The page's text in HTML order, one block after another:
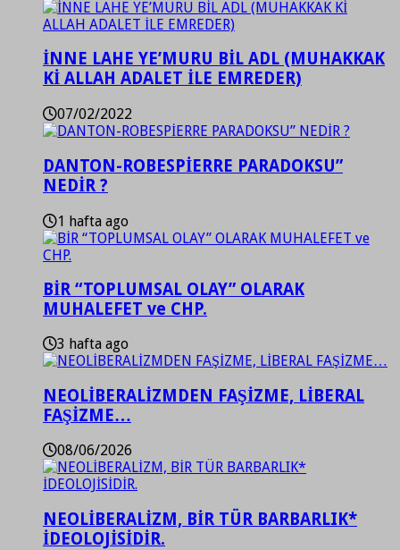
İNNE LAHE YE’MURU BİL ADL (MUHAKKAK
Kİ ALLAH ADALET İLE EMREDER)
07/02/2022
DANTON-ROBESPİERRE PARADOKSU”
NEDİR ?
1 hafta ago
BİR “TOPLUMSAL OLAY” OLARAK
MUHALEFET ve CHP.
3 hafta ago
NEOLİBERALİZMDEN FAŞİZME, LİBERAL
FAŞİZME…
08/06/2026
NEOLİBERALİZM, BİR TÜR BARBARLIK*
İDEOLOJİSİDİR.